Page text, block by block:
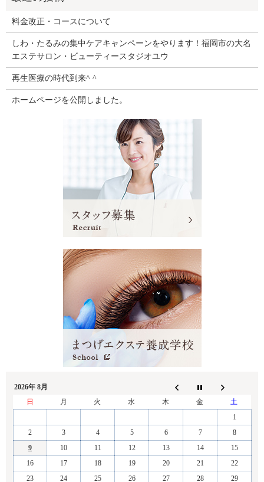
料金改正・コースについて
しわ・たるみの集中ケアキャンペーンをやります！福岡市の大名
エステサロン・ビューティースタジオユウ
再生医療の時代到来^ ^
ホームページを公開しました。
2026年 8月
日
月 火 水 木 金
土
1
2
3 4 5 6 7
8
9
10 11 12 13 14
15
16
17 18 19 20 21
22
23
24 25 26 27 28 29